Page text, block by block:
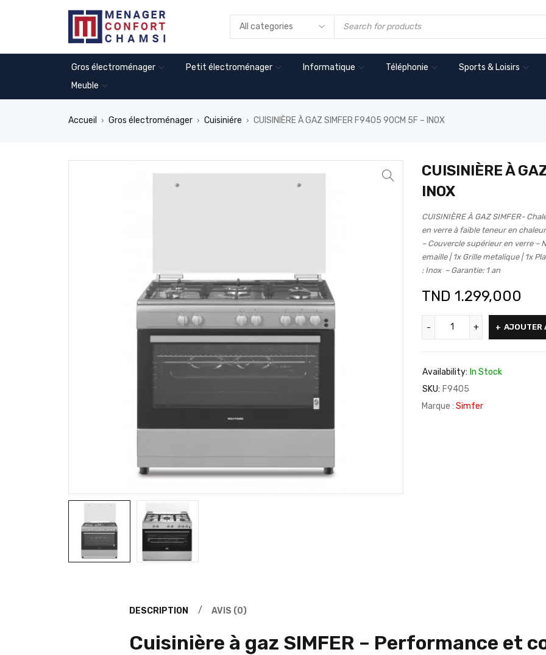
Gros électroménager Petit électroménager Informatique Téléphonie Sports & Loisirs
Meuble
Accueil › Gros électroménager › Cuisiniére › CUISINIÈRE À GAZ SIMFER F9405 90CM 5F – INOX
CUISINIÈRE À
INOX
CUISINIÈRE À GAZ SIMFER-
en verre à faible teneur en
– Couvercle supérieur en verre –
emaille | 1x Grille metalique | 1x
: Inox – Garantie: 1 an
TND 1.299,000
AJOUTER
Availability: In Stock
SKU: F9405
Marque : Simfer
DESCRIPTION AVIS (0)
Cuisinière à gaz SIMFER – Performance et